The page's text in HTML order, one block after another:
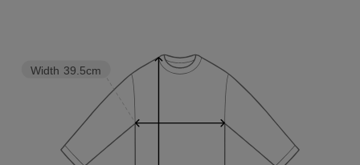
Width 39.5cm